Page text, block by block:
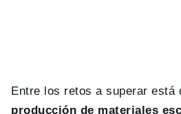
Entre los retos a superar
producción de materiales